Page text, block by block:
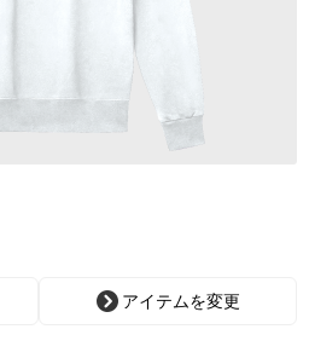
アイテムを変更